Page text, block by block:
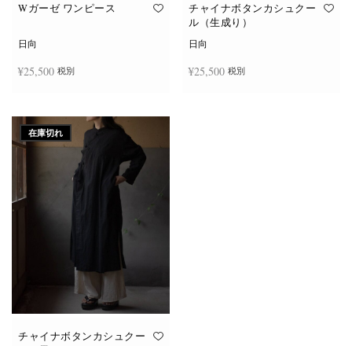
Wガーゼ ワンピース
日向
¥25,500 税別
チャイナボタンカシュクー
ル（生成り）
日向
¥25,500 税別
在庫切れ
チャイナボタンカシュクー